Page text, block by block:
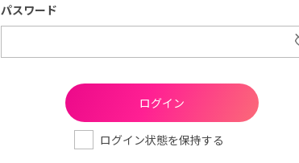
パスワード
ログイン状態を保持する